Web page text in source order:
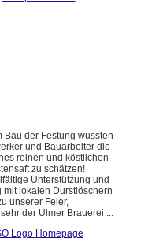
Bau der Festung wussten
und Bauarbeiter die
reinen und köstlichen
zu schätzen!
Unterstützung und
mit lokalen Durstlöschern
unserer Feier,
der Ulmer Brauerei ...